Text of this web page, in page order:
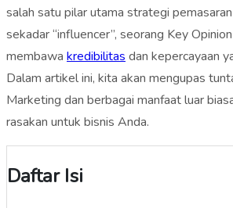
salah satu pilar utama strategi
sekadar “influencer”, seorang Key
membawa kredibilitas dan kepercayaan
Dalam artikel ini, kita akan mengupas
Marketing dan berbagai manfaat luar
rasakan untuk bisnis Anda.
Daftar Isi